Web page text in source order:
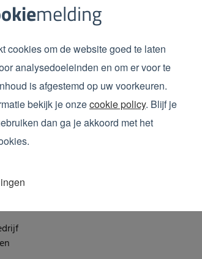
melding
cookies om de website goed te laten
analysedoeleinden en om er voor te
is afgestemd op uw voorkeuren.
bekijk je onzecookie policy. Blijf je
dan ga je akkoord met het
en
daarop
privacy policy
Ja, ik wil de nieuwsbrief
Ja, ik ga akkoord met de